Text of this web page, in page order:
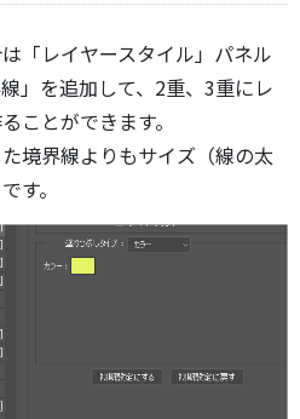
「レイヤースタイル」パネル
」を追加して、2重、3重にレ
ことができます。
境界線よりもサイズ（線の太
す。